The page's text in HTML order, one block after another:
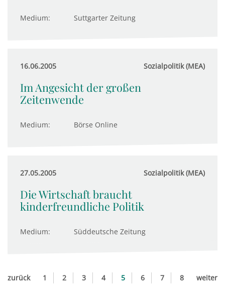
Medium: Suttgarter Zeitung
16.06.2005 Sozialpolitik (MEA)
Im Angesicht der großen
Zeitenwende
Medium: Börse Online
27.05.2005 Sozialpolitik (MEA)
Die Wirtschaft braucht
kinderfreundliche Politik
Medium: Süddeutsche Zeitung
zurück 1 2 3 4 5 6 7 8 weiter